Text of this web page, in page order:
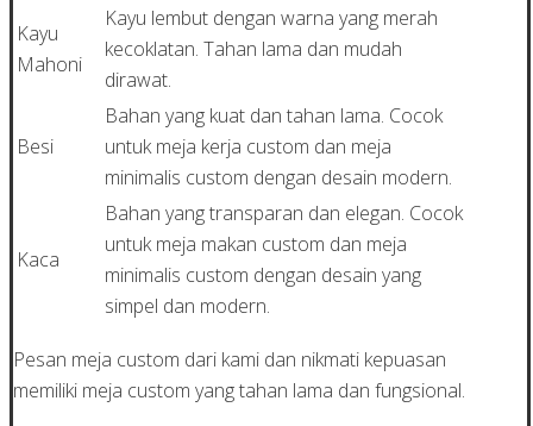
Kayu
Mahoni
Kayu lembut dengan warna yang merah
kecoklatan. Tahan lama dan mudah
dirawat.
Besi
Bahan yang kuat dan tahan lama. Cocok
untuk meja kerja custom dan meja
minimalis custom dengan desain modern.
Kaca
Bahan yang transparan dan elegan. Cocok
untuk meja makan custom dan meja
minimalis custom dengan desain yang
simpel dan modern.
Pesan meja custom dari kami dan nikmati kepuasan
memiliki meja custom yang tahan lama dan fungsional.